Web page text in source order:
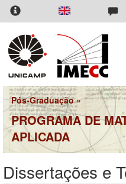
Pular
para
conteúdo
principal
Pós-Graduação»
PROGRAMA DE
APLICADA
Dissertações e